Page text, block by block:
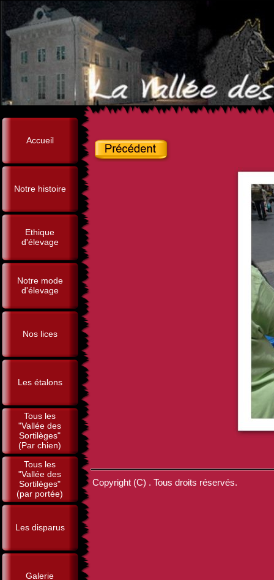
Accueil
Notre histoire
Ethique
d'élevage
Notre mode
d'élevage
Nos lices
Les étalons
Tous les
"Vallée des
Sortilèges"
(Par chien)
Tous les
"Vallée des
Sortilèges"
(par portée)
Les disparus
Galerie
Copyright (C) . Tous droits réservés.